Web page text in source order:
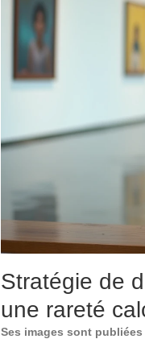
Stratégie de
une rareté
Ses images sont